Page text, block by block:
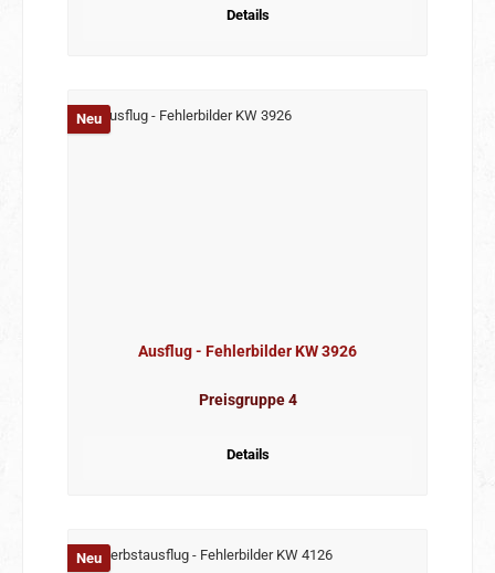
Details
Neu
Ausflug - Fehlerbilder KW 3926
Preisgruppe 4
Details
Neu